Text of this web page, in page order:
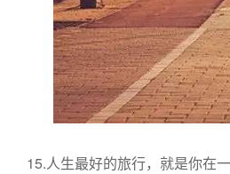
15.人生最好的旅行，就是你在